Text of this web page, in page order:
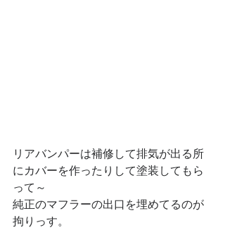
リアバンパーは補修して排気が出る所
にカバーを作ったりして塗装してもら
って～
純正のマフラーの出口を埋めてるのが
拘りっす。